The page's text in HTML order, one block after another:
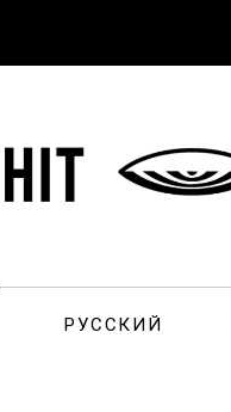
РУССКИЙ